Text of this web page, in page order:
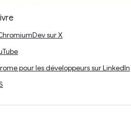
sur X
pour les développeurs sur LinkedIn